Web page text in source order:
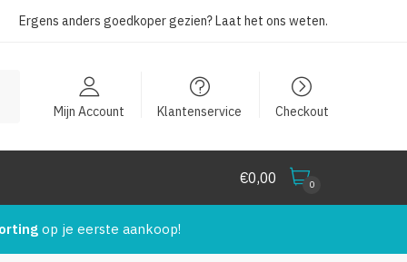
Ergens anders goedkoper gezien?Laat het ons weten.
Mijn Account Klantenservice Checkout
€0,00 0
op je eerste aankoop!